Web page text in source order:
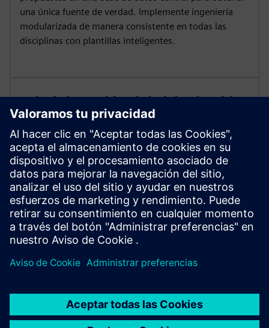
una única fuente de verdad. Implemente ingeniería
modularizada de manera consistente en todas las
disciplinas con plantillas inteligentes.
Administración del ciclo de vida
de la planta
Administre el ciclo de vida de la planta en todas las
disciplinas de ingeniería. Mapear los cambios de
planta y permitir la planificación basada en el
conocimiento para las pruebas y el mantenimiento.